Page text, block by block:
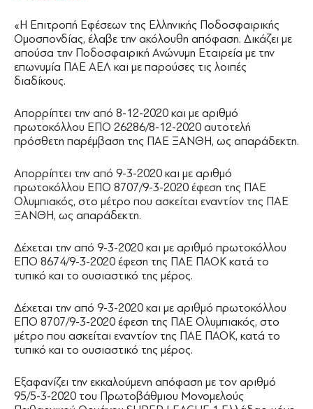
«Η Επιτροπή Εφέσεων της Ελληνικής Ποδοσφαιρικής
Ομοσπονδίας, έλαβε την ακόλουθη απόφαση. Δικάζει με
απούσα την Ποδοσφαιρική Ανώνυμη Εταιρεία με την
επωνυμία ΠΑΕ ΑΕΛ και με παρούσες τις λοιπές
διαδίκους.
Απορρίπτει την από 8-12-2020 και με αριθμό
πρωτοκόλλου ΕΠΟ 26286/8-12-2020 αυτοτελή
πρόσθετη παρέμβαση της ΠΑΕ ΞΑΝΘΗ, ως απαράδεκτη.
Απορρίπτει την από 9-3-2020 και με αριθμό
πρωτοκόλλου ΕΠΟ 8707/9-3-2020 έφεση της ΠΑΕ
Ολυμπιακός, στο μέτρο που ασκείται εναντίον της ΠΑΕ
ΞΑΝΘΗ, ως απαράδεκτη.
Δέχεται την από 9-3-2020 και με αριθμό πρωτοκόλλου
ΕΠΟ 8674/9-3-2020 έφεση της ΠΑΕ ΠΑΟΚ κατά το
τυπικό και το ουσιαστικό της μέρος.
Δέχεται την από 9-3-2020 και με αριθμό πρωτοκόλλου
ΕΠΟ 8707/9-3-2020 έφεση της ΠΑΕ Ολυμπιακός, στο
μέτρο που ασκείται εναντίον της ΠΑΕ ΠΑΟΚ, κατά το
τυπικό και το ουσιαστικό της μέρος.
Εξαφανίζει την εκκαλούμενη απόφαση με τον αριθμό
95/5-3-2020 του Πρωτοβάθμιου Μονομελούς